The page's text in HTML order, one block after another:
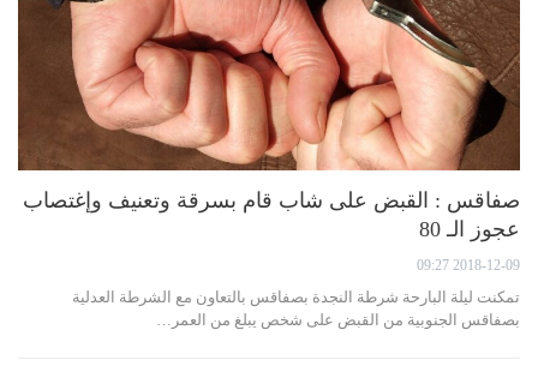
صفاقس : القبض على شاب قام بسرقة وتعنيف وإغتصاب
عجوز الـ 80
2018-12-09 09:27
تمكنت ليلة البارحة شرطة النجدة بصفاقس بالتعاون مع الشرطة العدلية
بصفاقس الجنوبية من القبض على شخص يبلغ من العمر…